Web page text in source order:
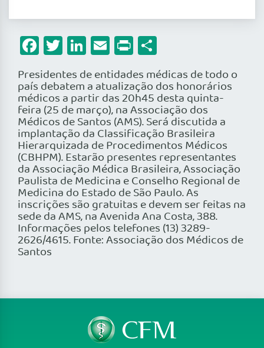
Facebook
Twitter
LinkedIn
Email
Print
Presidentes de entidades médicas de todo o
país debatem a atualização dos honorários
médicos a partir das 20h45 desta quinta-
feira (25 de março), na Associação dos
Médicos de Santos (AMS). Será discutida a
implantação da Classificação Brasileira
Hierarquizada de Procedimentos Médicos
(CBHPM). Estarão presentes representantes
da Associação Médica Brasileira, Associação
Paulista de Medicina e Conselho Regional de
Medicina do Estado de São Paulo. As
inscrições são gratuitas e devem ser feitas na
sede da AMS, na Avenida Ana Costa, 388.
Informações pelos telefones (13) 3289-
2626/4615. Fonte: Associação dos Médicos de
Santos